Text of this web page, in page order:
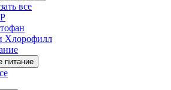
все
Хлорофилл
питание